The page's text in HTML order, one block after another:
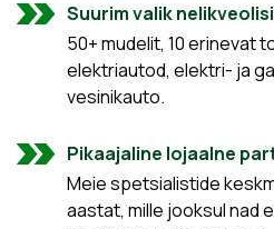
Suurim valik
50+ mudelit, 10 erinevat
elektriautod, elektri- ja
vesinikauto.
Pikaajaline lojaalne
Meie spetsialistide
aastat, mille jooksul nad